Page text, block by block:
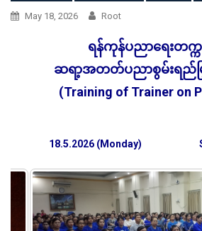
May 18, 2026 Root
ရန်ကုန်ပညာရေးတ
ဆရာ့အတတ်ပညာစွမ်းရည်မ
(Training of Trainer on
18.5.2026 (Monday)